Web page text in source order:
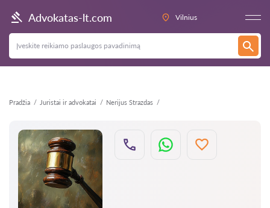
Advokatas-lt.com Vilnius
Pradžia Juristai ir advokatai Nerijus Strazdas
Atgal